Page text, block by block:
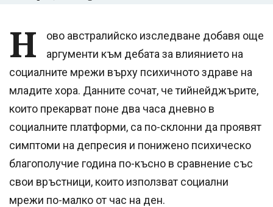
Н
ово австралийско изследване добавя още
аргументи към дебата за влиянието на
социалните мрежи върху психичното здраве на
младите хора. Данните сочат, че тийнейджърите,
които прекарват поне два часа дневно в
социалните платформи, са по-склонни да проявят
симптоми на депресия и понижено психическо
благополучие година по-късно в сравнение със
свои връстници, които използват социални
мрежи по-малко от час на ден.